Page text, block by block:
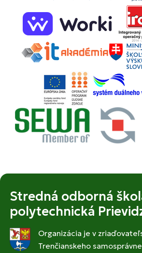
Stredná odborná
polytechnická
Organizácia je v
Trenčianskeho